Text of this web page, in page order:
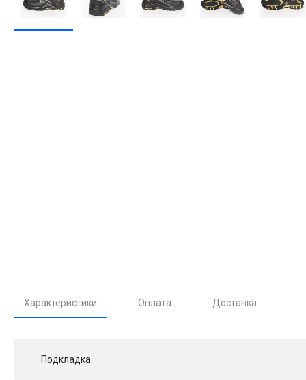
Характеристики Оплата Доставка
Подкладка